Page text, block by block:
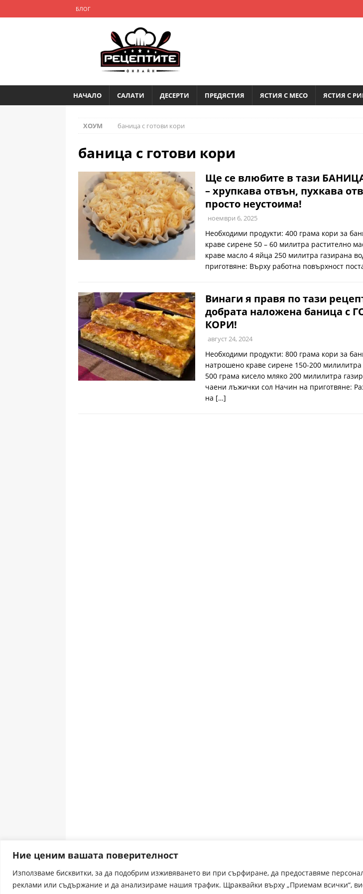
Ние ценим вашата поверителност
Използваме бисквитки, за да подобрим изживяването ви при сърфиране, да предоставяме
реклами или съдържание и да анализираме нашия трафик. Щраквайки върху „Приемам всички“,
БЛОГ
НАЧАЛО САЛАТИ ДЕСЕРТИ ПРЕДЯСТИЯ ЯСТИЯ С МЕСО ЯСТИЯ С
ХОУМ баница с готови кори
баница с готови кори
Ще се влюбите в тази
– хрупкава отвън, пухкава
просто неустоима!
ноември 6, 2025
Необходими продукти: 400 грама кори за
краве сирене 50 – 60 милитра растително
краве масло 4 яйца 250 милитра газирана
приготвяне: Върху работна повърхност
Винаги я правя по тази
добрата наложена баница с
КОРИ!
август 24, 2024
Необходими продукти: 800 грама кори за
натрошено краве сирене 150-200
500 грама кисело мляко 200 милилитра
чаени лъжички сол Начин на приготвяне:
на […]